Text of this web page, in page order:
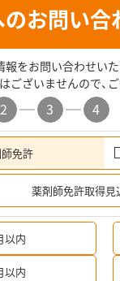
お問い合
をお問い合わせいた
ございませんので、
2 3 4
免許
薬剤師免許取得見
以内
以内